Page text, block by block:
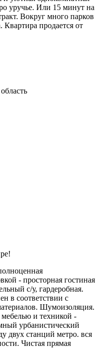
уручье. Или 15 минут на
Вокруг много парков
Квартира продается от
- просторная гостиная
с/у, гардеробная.
в соответствии с
Шумоизоляция.
и техникой -
урбанистический
двух станций метро. вся
Чистая прямая